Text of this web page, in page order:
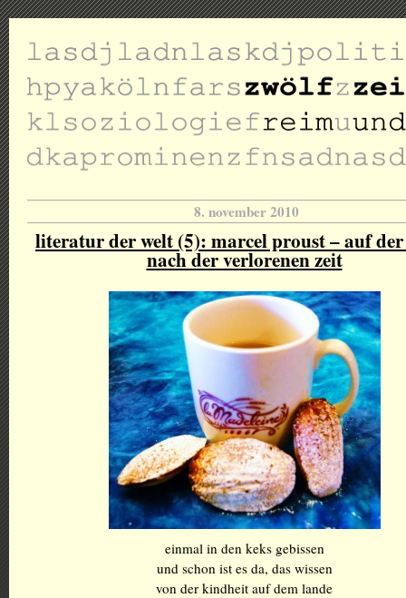
8. november 2010
literatur der welt (5): marcel proust – auf der
nach der verlorenen zeit
einmal in den keks gebissen
und schon ist es da, das wissen
von der kindheit auf dem lande